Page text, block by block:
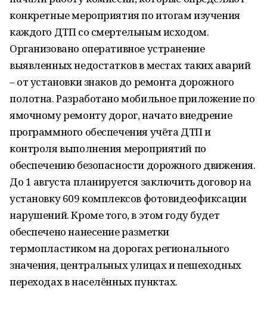
конкретные мероприятия по итогам изучения
каждого ДТП со смертельным исходом.
Организовано оперативное устранение
выявленных недостатков в местах таких аварий
– от установки знаков до ремонта дорожного
полотна. Разработано мобильное приложение по
ямочному ремонту дорог, начато внедрение
программного обеспечения учёта ДТП и
контроля выполнения мероприятий по
обеспечению безопасности дорожного движения.
До 1 августа планируется заключить договор на
установку 609 комплексов фотовидеофиксации
нарушений. Кроме того, в этом году будет
обеспечено нанесение разметки
термопластиком на дорогах регионального
значения, центральных улицах и пешеходных
переходах в населённых пунктах.